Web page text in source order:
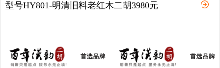
型号HY801-明清旧料老红木二胡3980元